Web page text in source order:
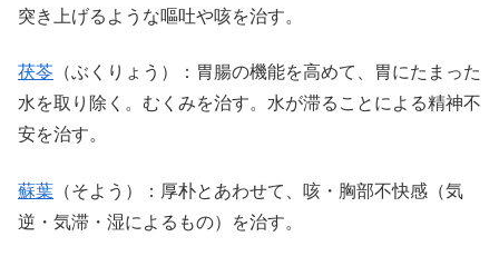
突き上げるような嘔吐や咳を治す。
茯苓 （ぶくりょう）：胃腸の機能を高めて、胃にたまった
水を取り除く。むくみを治す。水が滞ることによる精神不
安を治す。
蘇葉 （そよう）：厚朴とあわせて、咳・胸部不快感（気
逆・気滞・湿によるもの）を治す。